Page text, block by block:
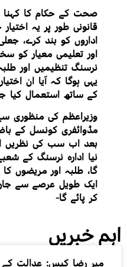
صحت کے حکام کا
قانونی طور پر یہ
اداروں کو بند کرے،
اور تعلیمی معیار کو
نرسنگ تنظیمیں اور
یہی ہوگا کہ آیا ان
کے ساتھ استعمال کیا
وزیراعظم کی منظوری
مڈوائفری کونسل کے
بعد اب سب کی نظریں
نیا ادارہ نرسنگ کے
گا، طلبہ اور مریضوں
ایک طویل عرصے سے
کر پائے گا-
اہم خبریں
میر رضا کیس: عدالت